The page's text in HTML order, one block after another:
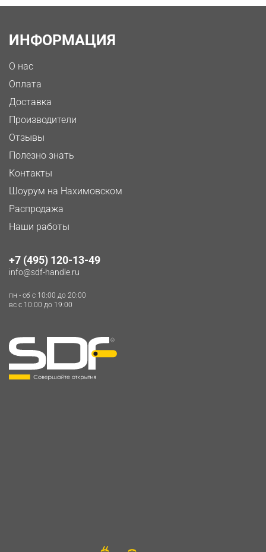
ИНФОРМАЦИЯ
О нас
Оплата
Доставка
Производители
Отзывы
Полезно знать
Контакты
Шоурум на Нахимовском
Распродажа
Наши работы
+7 (495) 120-13-49
info@sdf-handle.ru
пн - сб c 10:00 до 20:00
вс c 10:00 до 19:00